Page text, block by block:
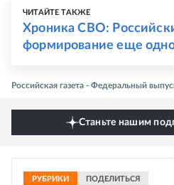
ЧИТАЙТЕ ТАКЖЕ
Хроника СВО:
формирование еще
Российская газета - Федеральный
Станьте нашим
РУБРИКИ ПОДЕЛИТЬСЯ